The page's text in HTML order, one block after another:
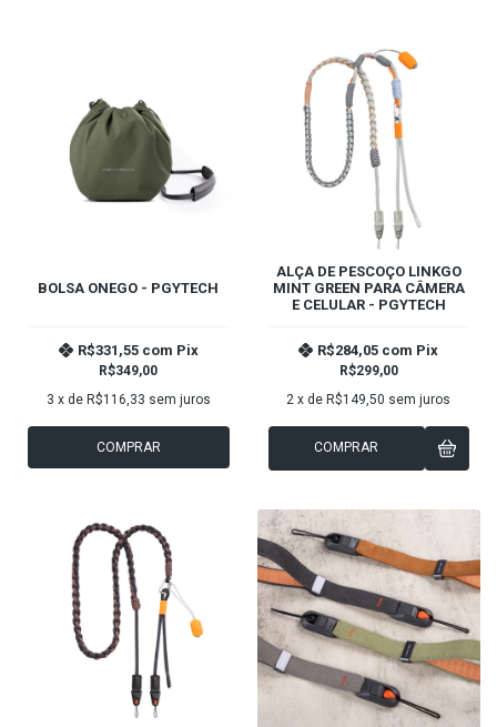
BOLSA ONEGO - PGYTECH
R$349,00
R$331,55 com Pix
3 x de R$116,33 sem juros
COMPRAR
ALÇA DE PESCOÇO LINKGO
MINT GREEN PARA CÂMERA
E CELULAR - PGYTECH
R$299,00
R$284,05 com Pix
2 x deR$149,50 sem juros
COMPRAR